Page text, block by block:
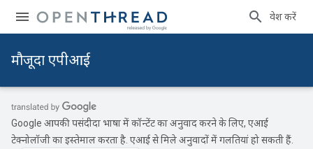
प्रवेश करें
मौजूदा एपीआई
Google आपकी पसंदीदा भाषा में कॉन्टेंट का अनुवाद करने के लिए, एआई
टेक्नोलॉजी का इस्तेमाल करता है. एआई से मिले अनुवादों में गलतियां हो सकती हैं.